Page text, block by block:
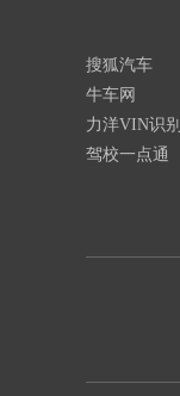
搜狐汽车
牛车网
力洋VIN识别
驾校一点通